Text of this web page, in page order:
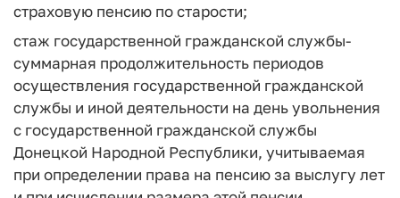
страховую пенсию по старости;
стаж государственной гражданской службы-
суммарная продолжительность периодов
осуществления государственной гражданской
службы и иной деятельности на день увольнения
с государственной гражданской службы
Донецкой Народной Республики, учитываемая
при определении права на пенсию за выслугу лет